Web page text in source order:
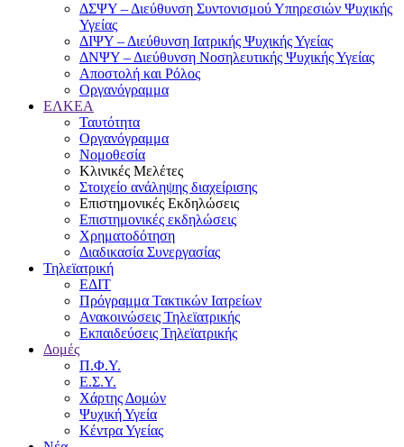
ΔΣΨΥ – Διεύθυνση Συντονισμού Υπηρεσιών Ψυχικής
Υγείας
ΔΙΨΥ – Διεύθυνση Ιατρικής Ψυχικής Υγείας
ΔΝΨΥ – Διεύθυνση Νοσηλευτικής Ψυχικής Υγείας
Αποστολή και Ρόλος
Οργανόγραμμα
ΕΛΚΕΑ
Ταυτότητα
Οργανόγραμμα
Νομοθεσία
Κλινικές Μελέτες
Στοιχείο ανάληψης διαχείρισης
Επιστημονικές Εκδηλώσεις
Επιστημονικές εκδηλώσεις
Χρηματοδότηση
Διαδικασία Συνεργασίας
Τηλεϊατρική
ΕΔΙΤ
Πρόγραμμα Τακτικών Ιατρείων
Ανακοινώσεις Τηλεϊατρικής
Εκπαιδεύσεις Τηλεϊατρικής
Δομές
Π.Φ.Υ.
Ε.Σ.Υ.
Χάρτης Δομών
Ψυχική Υγεία
Κέντρα Υγείας